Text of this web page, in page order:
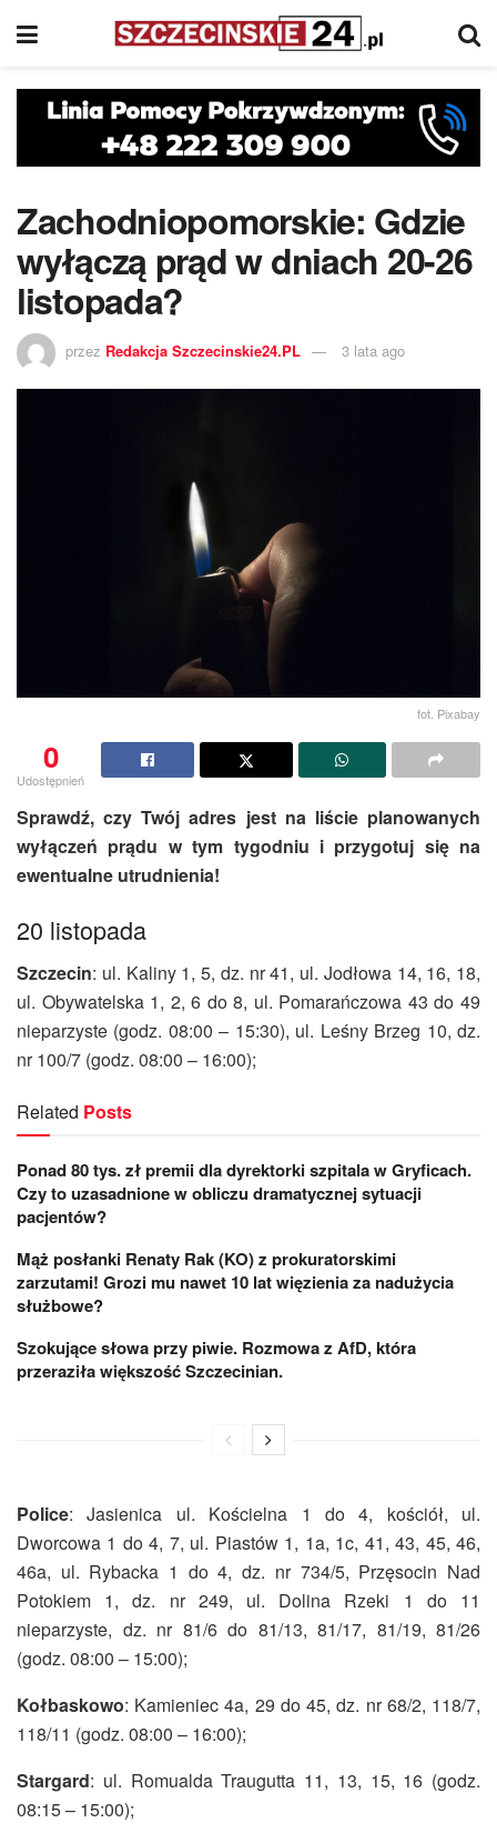
Zachodniopomorskie: Gdzie
wyłączą prąd w dniach 20-26
listopada?
przez Redakcja Szczecinskie24.PL 3 lata ago
fot. Pixabay
0
Udostępnień
Sprawdź, czy Twój adres jest na liście planowanych
wyłączeń prądu w tym tygodniu i przygotuj się na
ewentualne utrudnienia!
20 listopada
Szczecin: ul. Kaliny 1, 5, dz. nr 41, ul. Jodłowa 14, 16, 18,
ul. Obywatelska 1, 2, 6 do 8, ul. Pomarańczowa 43 do 49
nieparzyste (godz. 08:00 – 15:30), ul. Leśny Brzeg 10, dz.
nr 100/7 (godz. 08:00 – 16:00);
Related Posts
Ponad 80 tys. zł premii dla dyrektorki szpitala w Gryficach.
Czy to uzasadnione w obliczu dramatycznej sytuacji
pacjentów?
Mąż posłanki Renaty Rak (KO) z prokuratorskimi
zarzutami! Grozi mu nawet 10 lat więzienia za nadużycia
służbowe?
Szokujące słowa przy piwie. Rozmowa z AfD, która
przeraziła większość Szczecinian.
Police: Jasienica ul. Kościelna 1 do 4, kościół, ul.
Dworcowa 1 do 4, 7, ul. Piastów 1, 1a, 1c, 41, 43, 45, 46,
46a, ul. Rybacka 1 do 4, dz. nr 734/5, Przęsocin Nad
Potokiem 1, dz. nr 249, ul. Dolina Rzeki 1 do 11
nieparzyste, dz. nr 81/6 do 81/13, 81/17, 81/19, 81/26
(godz. 08:00 – 15:00);
Kołbaskowo: Kamieniec 4a, 29 do 45, dz. nr 68/2, 118/7,
118/11 (godz. 08:00 – 16:00);
Stargard: ul. Romualda Traugutta 11, 13, 15, 16 (godz.
08:15 – 15:00);